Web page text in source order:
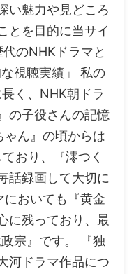
い魅力や見どころ
とを目的に当サイ
のNHKドラマと
視聴実績」 私の
く、NHK朝ドラ
の子役さんの記憶
ゃん』の頃からは
おり、『澪つく
話録画して大切に
おいても『黄金
に残っており、最
宗』です。 『独
河ドラマ作品につ